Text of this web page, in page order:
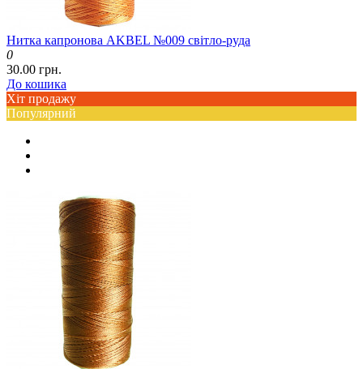
Нитка капронова AKBEL №009 світло-руда
0
30.00 грн.
До кошика
Хіт продажу
Популярний